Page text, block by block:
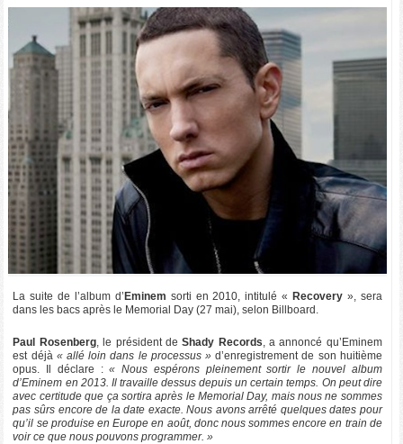
La suite de l’album d’Eminem sorti en 2010, intitulé «Recovery », sera
dans les bacs après le Memorial Day (27 mai), selon Billboard.
Paul Rosenberg, le président de Shady Records, a annoncé qu’Eminem
est déjà « allé loin dans le processus »d’enregistrement de son huitième
opus. Il déclare :« Nous espérons pleinement sortir le nouvel album
d’Eminem en 2013. Il travaille dessus depuis un certain temps. On peut dire
avec certitude que ça sortira après le Memorial Day, mais nous ne sommes
pas sûrs encore de la date exacte. Nous avons arrêté quelques dates pour
qu’il se produise en Europe en août, donc nous sommes encore en train de
voir ce que nous pouvons programmer. »